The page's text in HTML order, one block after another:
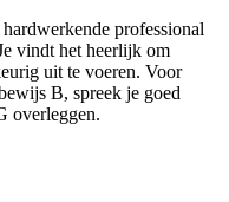
professional
vindt het heerlijk om
uit te voeren. Voor
B, spreek je goed
overleggen.